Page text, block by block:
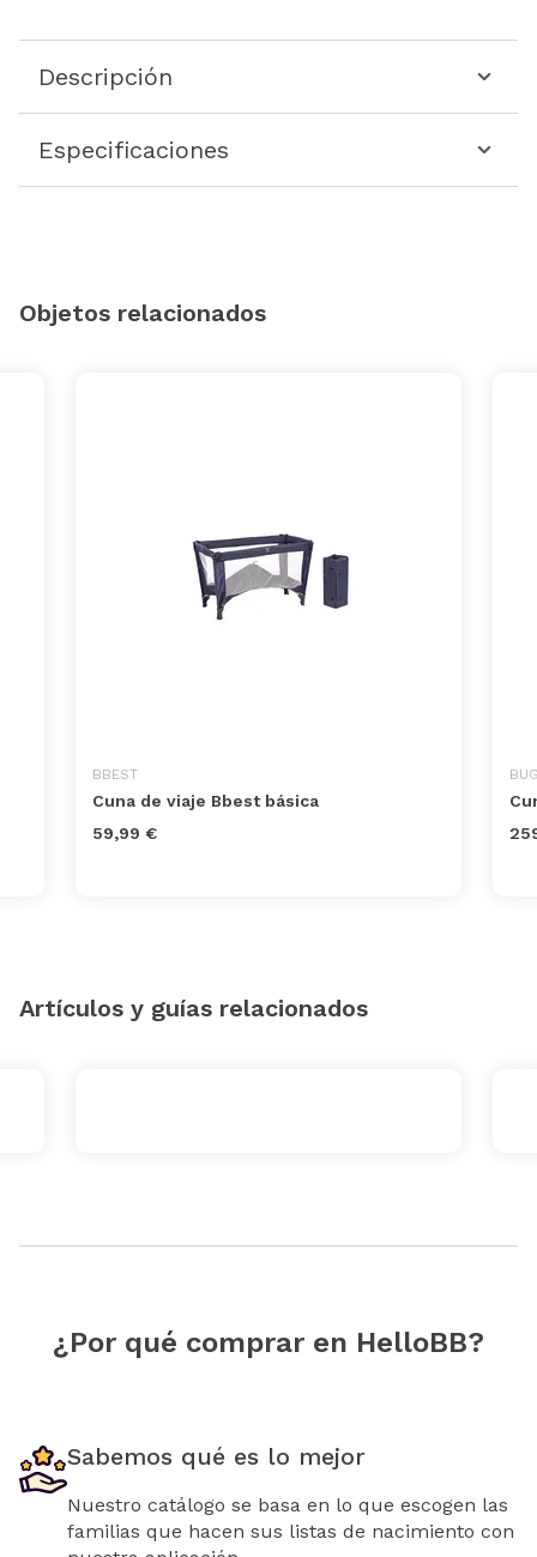
Descripción
Especificaciones
Objetos relacionados
BBEST
Cuna de viaje Bbest básica
59,99 €
Artículos y guías relacionados
¿Por qué comprar en HelloBB?
Sabemos qué es lo mejor
Nuestro catálogo se basa en lo que escogen las
familias que hacen sus listas de nacimiento con